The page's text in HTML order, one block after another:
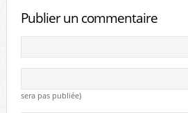
Publier un commentaire
sera pas publiée)